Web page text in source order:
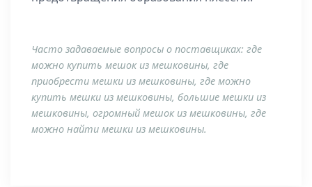
Часто задаваемые вопросы о поставщиках: где
можно купить мешок из мешковины, где
приобрести мешки из мешковины, где можно
купить мешки из мешковины, большие мешки из
мешковины, огромный мешок из мешковины, где
можно найти мешки из мешковины.